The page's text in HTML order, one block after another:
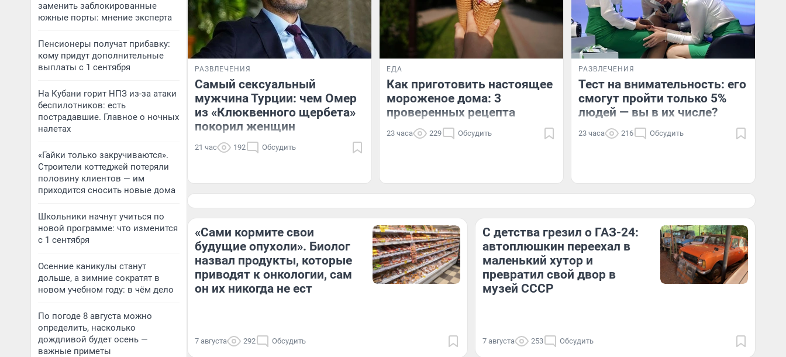
заменить заблокированные
южные порты: мнение эксперта
Пенсионеры получат прибавку:
кому придут дополнительные
выплаты с 1 сентября
На Кубани горит НПЗ из-за атаки
беспилотников: есть
пострадавшие. Главное о ночных
налетах
«Гайки только закручиваются».
Строители коттеджей потеряли
половину клиентов — им
приходится сносить новые дома
Школьники начнут учиться по
новой программе: что изменится
с 1 сентября
Осенние каникулы станут
дольше, а зимние сократят в
новом учебном году: в чём дело
По погоде 8 августа можно
определить, насколько
дождливой будет осень —
важные приметы
РАЗВЛЕЧЕНИЯ
Самый сексуальный
мужчина Турции: чем Омер
из «Клюквенного щербета»
покорил женщин
21 час 192 Обсудить
ЕДА
Как приготовить настоящее
мороженое дома: 3
проверенных рецепта
23 часа 229 Обсудить
РАЗВЛЕЧЕНИЯ
Тест на внимательность: его
смогут пройти только 5%
людей — вы в их числе?
23 часа 216 Обсудить
«Сами кормите свои
будущие опухоли». Биолог
назвал продукты, которые
приводят к онкологии, сам
он их никогда не ест
7 августа 292 Обсудить
С детства грезил о ГАЗ-24:
автоплюшкин переехал в
маленький хутор и
превратил свой двор в
музей СССР
7 августа 253 Обсудить